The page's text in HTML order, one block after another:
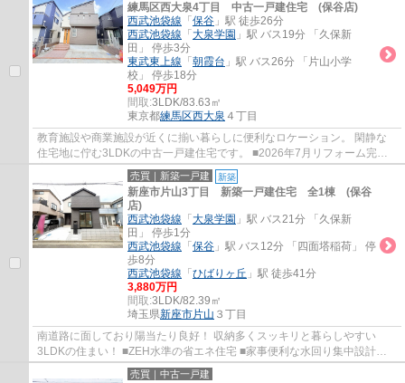
練馬区西大泉4丁目 中古一戸建住宅 (保谷店)
西武池袋線 「 保谷 」駅 徒歩26分
西武池袋線 「 大泉学園 」駅 バス19分 「久保新
田」 停歩3分
東武東上線 「 朝霞台 」駅 バス26分 「片山小学
校」 停歩18分
5,049万円
間取:3LDK/83.63㎡
東京都練馬区西大泉 ４丁目
教育施設や商業施設が近くに揃い暮らしに便利なロケーション。 閑静な
住宅地に佇む3LDKの中古一戸建住宅です。 ■2026年7月リフォーム完了 ■
家事便利な水回り集中設計 ■LDK18.4帖(3面...
売買｜新築一戸建 新築
新座市片山3丁目 新築一戸建住宅 全1棟 (保谷
店)
西武池袋線 「 大泉学園 」駅 バス21分 「久保新
田」 停歩1分
西武池袋線 「 保谷 」駅 バス12分 「四面塔稲荷」 停
歩8分
西武池袋線 「 ひばりヶ丘 」駅 徒歩41分
3,880万円
間取:3LDK/82.39㎡
埼玉県新座市片山 ３丁目
南道路に面しており陽当たり良好！ 収納多くスッキリと暮らしやすい
3LDKの住まい！ ■ZEH水準の省エネ住宅 ■家事便利な水回り集中設計
■LDK15帖(2面採光で開放的) ■会話が弾む対面式キ...
売買｜中古一戸建